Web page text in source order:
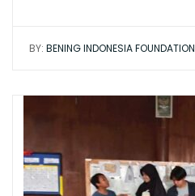
BY: BENING INDONESIA FOUNDATION